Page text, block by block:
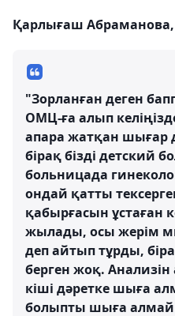
Қарлығаш
"Зорланған деген
ОМЦ-ға алып
апара жатқан шығар
бірақ бізді детский
больницада
ондай қатты
қабырғасын ұстаған
жылады, осы жерім
деп айтып тұрды,
берген жоқ.
кіші дәретке шыға
болыпты шыға алмай